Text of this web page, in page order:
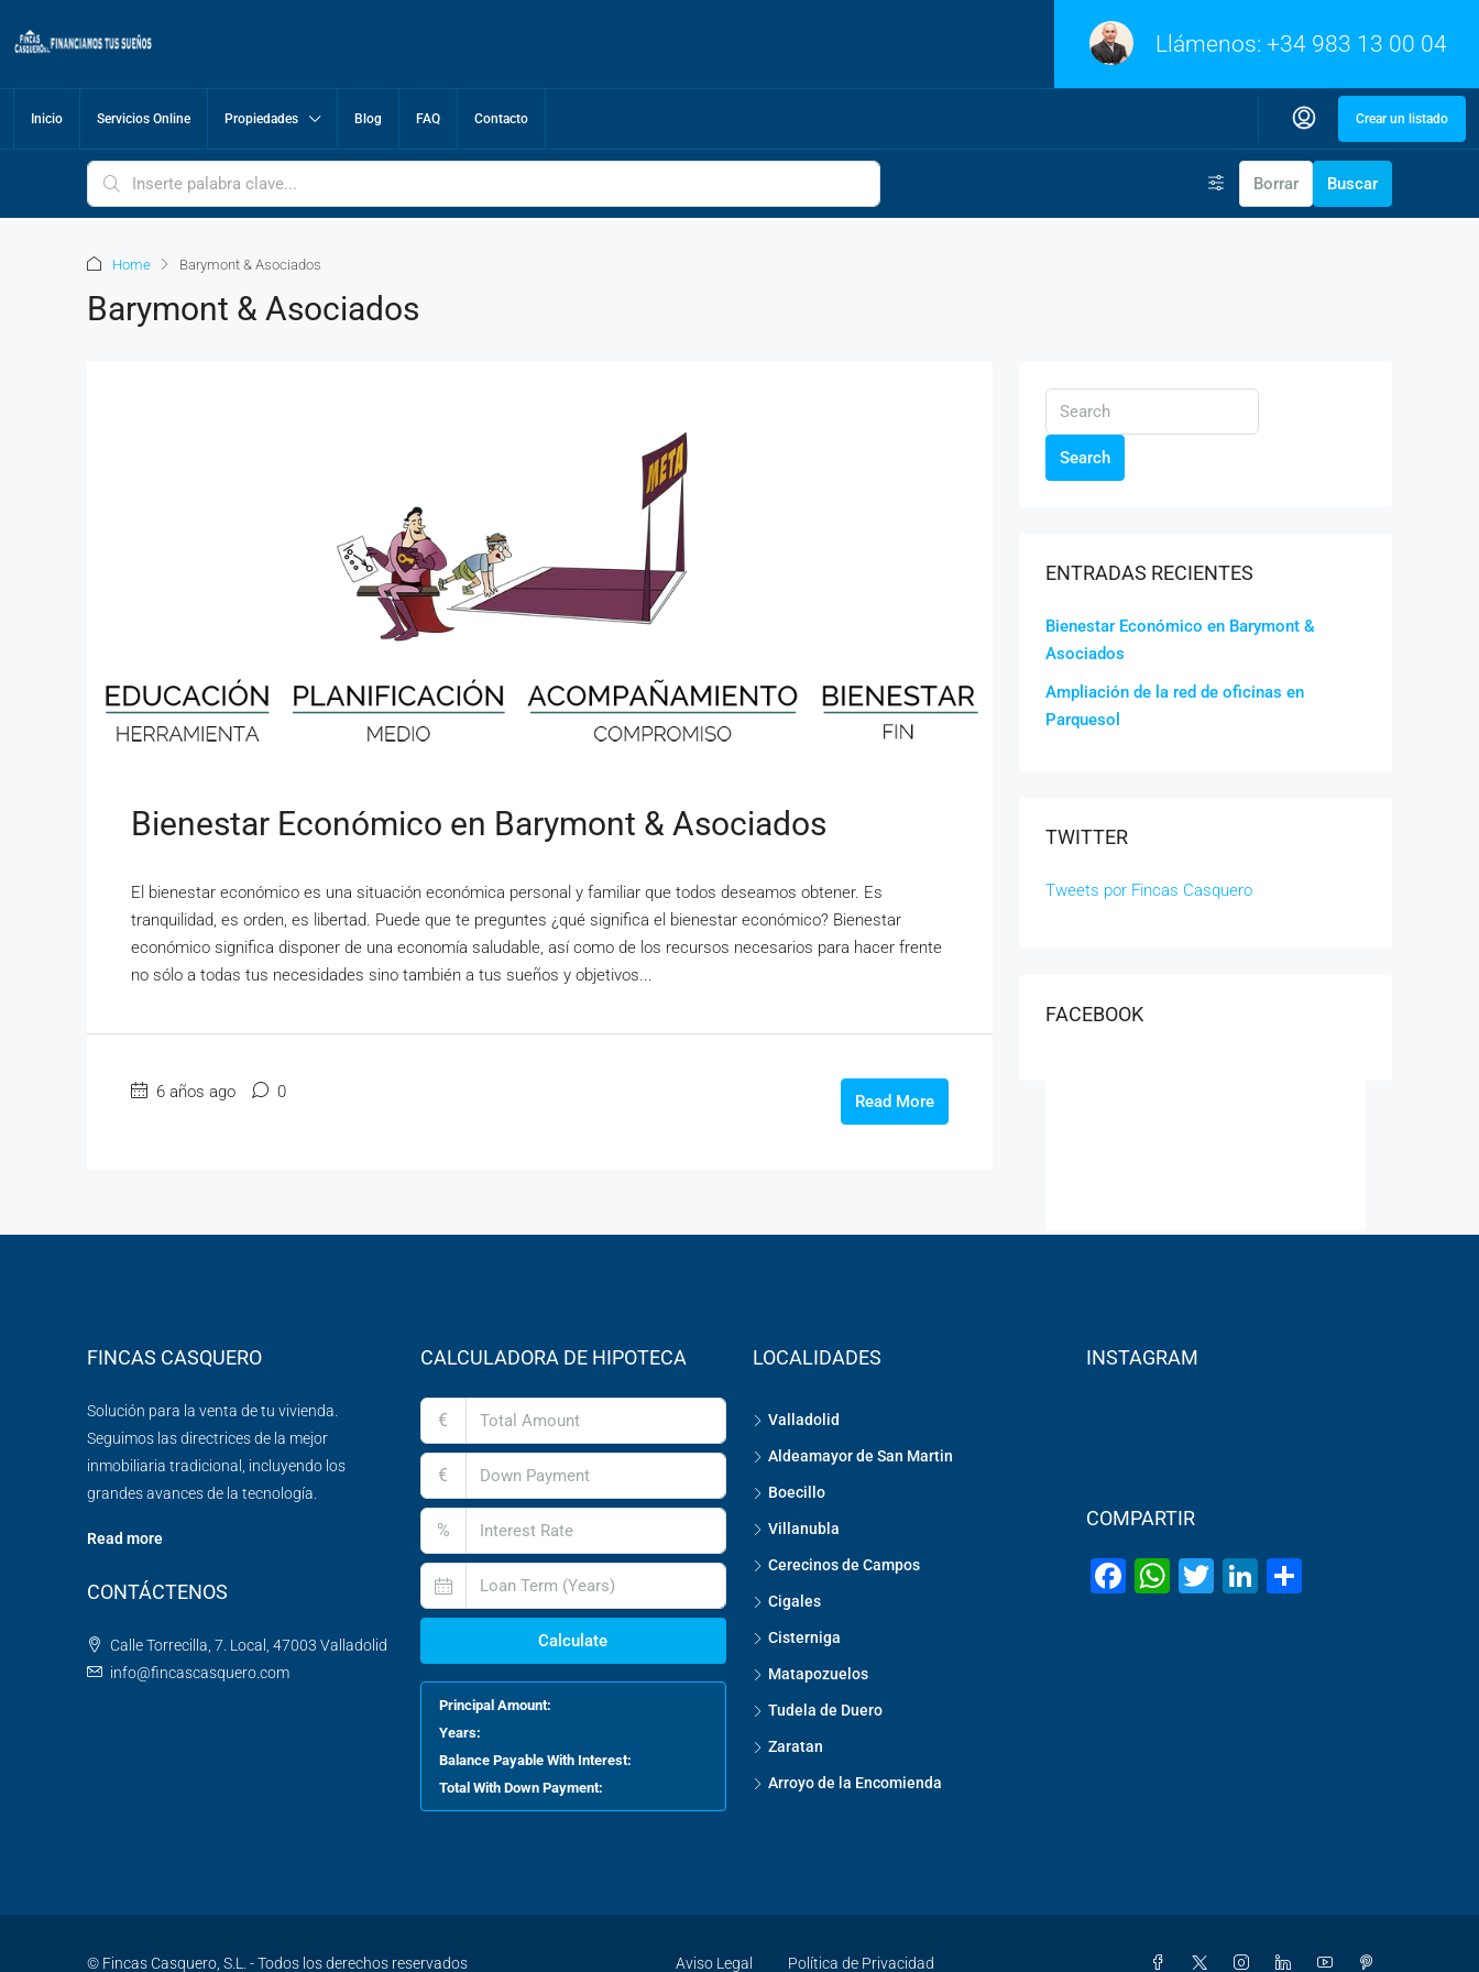
Llámenos: +34 983 13 00 04
Inicio Servicios Online Propiedades Blog FAQ Contacto Crear un listado
Borrar Buscar
Home Barymont & Asociados
Barymont & Asociados
Bienestar Económico en Barymont & Asociados
El bienestar económico es una situación económica personal y familiar que todos deseamos obtener. Es
tranquilidad, es orden, es libertad. Puede que te preguntes ¿qué significa el bienestar económico? Bienestar
económico significa disponer de una economía saludable, así como de los recursos necesarios para hacer frente
no sólo a todas tus necesidades sino también a tus sueños y objetivos...
6 años ago 0 Read More
Search
ENTRADAS RECIENTES
Bienestar Económico en Barymont &
Asociados
Ampliación de la red de oficinas en
Parquesol
TWITTER
Tweets por Fincas Casquero
FACEBOOK
FINCAS CASQUERO
Solución para la venta de tu vivienda.
Seguimos las directrices de la mejor
inmobiliaria tradicional, incluyendo los
grandes avances de la tecnología.
Read more
CONTÁCTENOS
Calle Torrecilla, 7. Local, 47003 Valladolid
info@fincascasquero.com
CALCULADORA DE HIPOTECA
€
€
%
Calculate
Principal Amount:
Years:
Balance Payable With Interest:
Total With Down Payment:
LOCALIDADES
Valladolid
Aldeamayor de San Martin
Boecillo
Villanubla
Cerecinos de Campos
Cigales
Cisterniga
Matapozuelos
Tudela de Duero
Zaratan
Arroyo de la Encomienda
INSTAGRAM
COMPARTIR
Facebook
WhatsApp
TwitterLinkedIn
Share
© Fincas Casquero, S.L. - Todos los derechos reservados Aviso Legal Política de Privacidad